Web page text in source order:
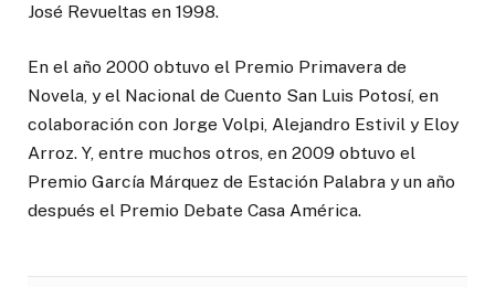
José Revueltas en 1998.
En el año 2000 obtuvo el Premio Primavera de
Novela, y el Nacional de Cuento San Luis Potosí, en
colaboración con Jorge Volpi, Alejandro Estivil y Eloy
Arroz. Y, entre muchos otros, en 2009 obtuvo el
Premio García Márquez de Estación Palabra y un año
después el Premio Debate Casa América.